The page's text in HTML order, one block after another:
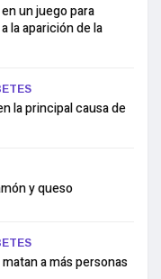
un juego para
la aparición de la
la principal causa de
y queso
a más personas